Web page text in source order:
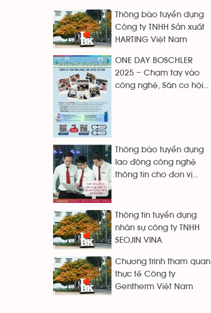
Thông báo tuyển dụng
Công ty TNHH Sản xuất
HARTING Việt Nam
ONE DAY BOSCHLER
2025 – Chạm tay vào
công nghệ, Săn cơ hội...
Thông báo tuyển dụng
lao động công nghệ
thông tin cho đơn vị...
Thông tin tuyển dụng
nhân sự công ty TNHH
SEOJIN VINA
Chương trình tham quan
thực tế Công ty
Gentherm Việt Nam